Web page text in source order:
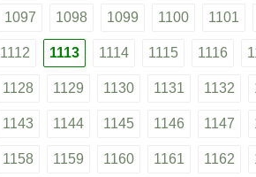
1097 1098 1099 1100 1101
1112 1113 1114 1115 1116
1128 1129 1130 1131 1132
1143 1144 1145 1146 1147
1158 1159 1160 1161 1162